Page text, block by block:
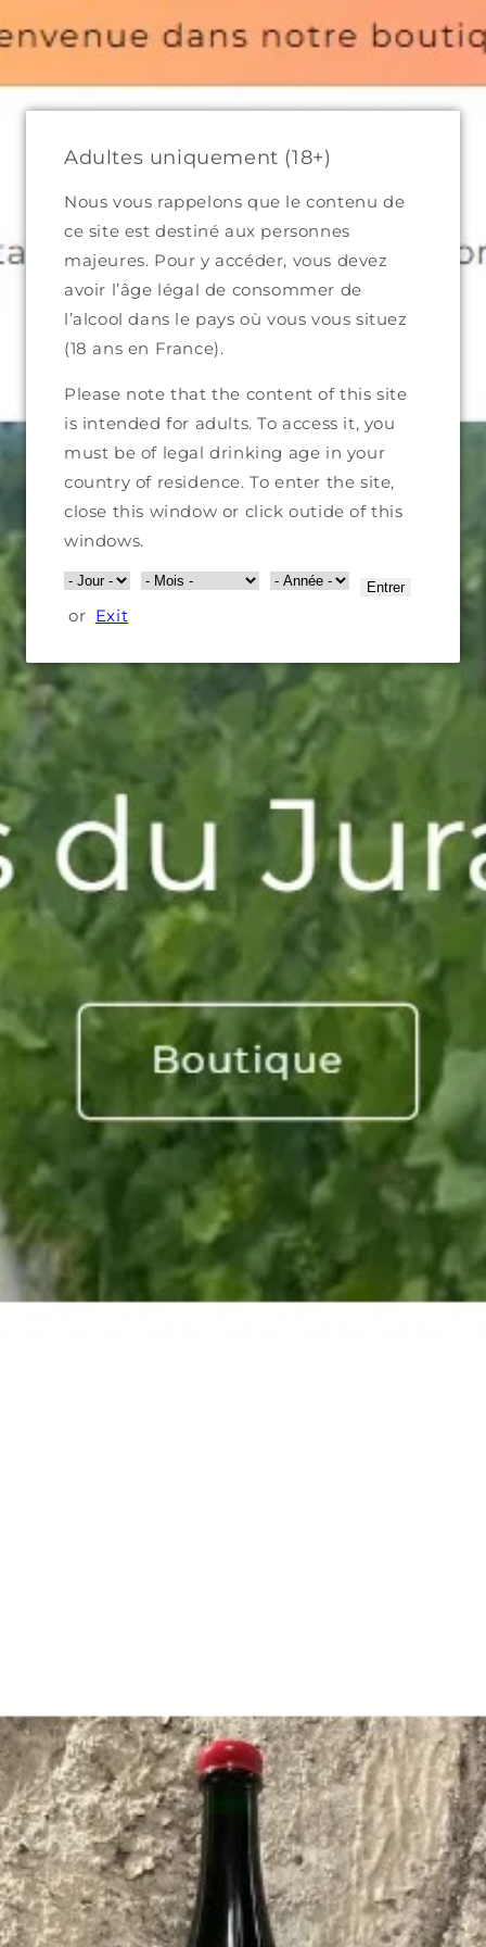
Adultes uniquement (18+)
Nous vous rappelons que le contenu de
ce site est destiné aux personnes
majeures. Pour y accéder, vous devez
avoir l’âge légal de consommer de
l’alcool dans le pays où vous vous situez
(18 ans en France).
Please note that the content of this site
is intended for adults. To access it, you
must be of legal drinking age in your
country of residence. To enter the site,
close this window or click outide of this
windows.
Entrer
or Exit
content
Bienvenue dans notre boutique
Domain
presentations
Here are the different wine estates that trust us:
Jura area
DOMAINE GANEVAT
DOMAINE NICOLAS JACOB
DOMAINE BORNARD
DOMAINE DES MARNES BLANCHES
DOMAINE AMELIE VUILLET ET SEBASTIEN
DOMAINE DE LA GRAPP'A
DOMAINE LABET
DOMAINE DE LA TOURNELLE
DOMAINE MICHEL GAHIER
Auvergne area
DOMAINE MARIE ET VINCENT TRICOT
DOMAINE BENOIT ROSENBERGER
DOMAINE FRANCINE ET FRANCOIS DHUMES
DOMAINE DE L'ARBRE BLANC
Alsace area
DOMAINE CATHERINE RISS
Gard area
DOMAINE DE L’ANGLORE
Moselle area
DOMAINE PIERRE ANDREY
Languedoc Roussillon area
DOMAINE BENOIT COURAULT
La vente d’alcool est strictement interdite aux mineurs.
L’abus d’alcool est dangereux pour la santé.
À consommer avec modération.
Subscribe to our newsletter
Email